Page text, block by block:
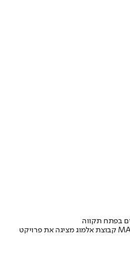
בפתח תקווה
קבוצת אלמוג מציגה את פרויקט MALA: מגדלי הפרימיום האחרונים